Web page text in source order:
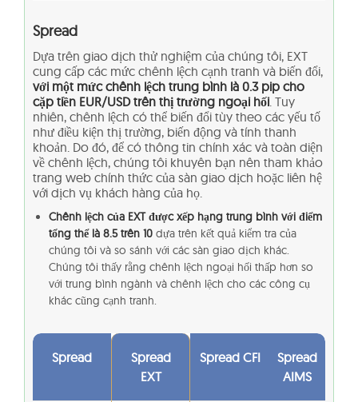
Spread
Dựa trên giao dịch thử nghiệm của chúng tôi, EXT
cung cấp các mức chênh lệch cạnh tranh và biến đổi,
với một mức chênh lệch trung bình là 0.3 pip cho
cặp tiền EUR/USD trên thị trường ngoại hối . Tuy
nhiên, chênh lệch có thể biến đổi tùy theo các yếu tố
như điều kiện thị trường, biến động và tính thanh
khoản. Do đó, để có thông tin chính xác và toàn diện
về chênh lệch, chúng tôi khuyên bạn nên tham khảo
trang web chính thức của sàn giao dịch hoặc liên hệ
với dịch vụ khách hàng của họ.
Chênh lệch của EXT được xếp hạng trung bình với điểm
tổng thể là 8.5 trên 10 dựa trên kết quả kiểm tra của
chúng tôi và so sánh với các sàn giao dịch khác.
Chúng tôi thấy rằng chênh lệch ngoại hối thấp hơn so
với trung bình ngành và chênh lệch cho các công cụ
khác cũng cạnh tranh.
Spread
Spread
EXT
Spread CFI
Spread
AIMS